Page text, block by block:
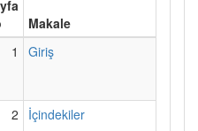
Makale
1 Giriş
2 İçindekiler